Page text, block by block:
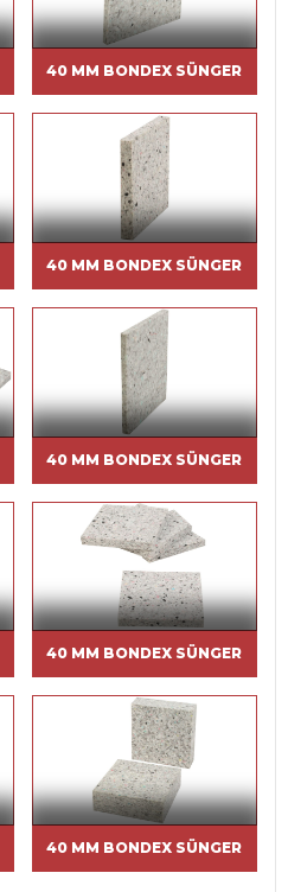
40 MM BONDEX SÜNGER
40 MM BONDEX SÜNGER
40 MM BONDEX SÜNGER
40 MM BONDEX SÜNGER
40 MM BONDEX SÜNGER